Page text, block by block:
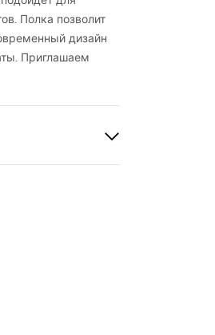
Полка позволит
дизайн
Приглашаем